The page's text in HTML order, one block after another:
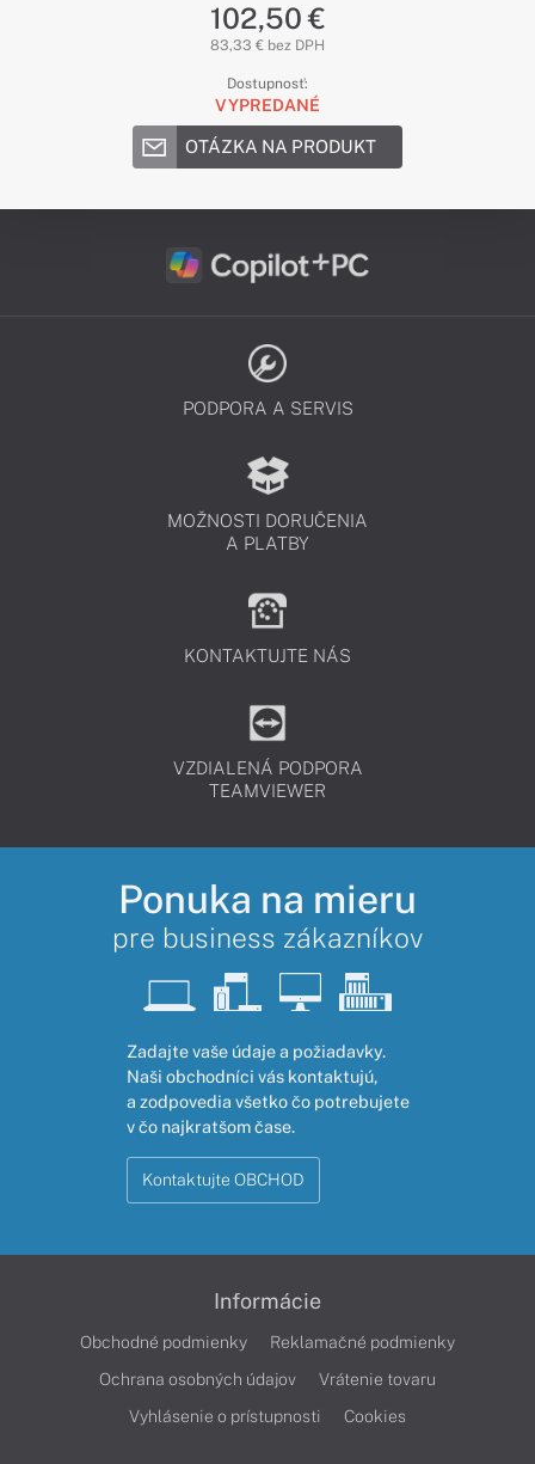
102,50 €
83,33 € bez DPH
Dostupnosť:
VYPREDANÉ
OTÁZKA NA PRODUKT
PODPORA A SERVIS
MOŽNOSTI DORUČENIA
A PLATBY
KONTAKTUJTE NÁS
VZDIALENÁ PODPORA
TEAMVIEWER
Ponuka na mieru
pre business zákazníkov
Zadajte vaše údaje a požiadavky.
Naši obchodníci vás kontaktujú,
a zodpovedia všetko čo potrebujete
v čo najkratšom čase.
Kontaktujte OBCHOD
Informácie
Obchodné podmienky
Reklamačné podmienky
Ochrana osobných údajov
Vrátenie tovaru
Vyhlásenie o prístupnosti
Cookies